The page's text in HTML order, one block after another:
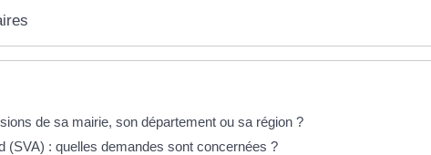
de sa mairie, son département ou sa région ?
(SVA) : quelles demandes sont concernées ?